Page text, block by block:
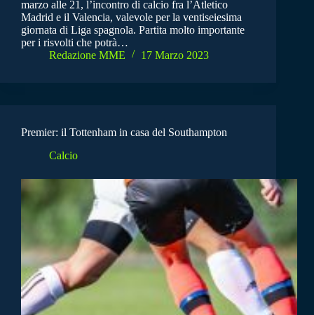
marzo alle 21, l’incontro di calcio fra l’Atletico
Madrid e il Valencia, valevole per la ventiseiesima
giornata di Liga spagnola. Partita molto importante
per i risvolti che potrà…
Redazione MME
17 Marzo 2023
Premier: il Tottenham in casa del Southampton
Calcio